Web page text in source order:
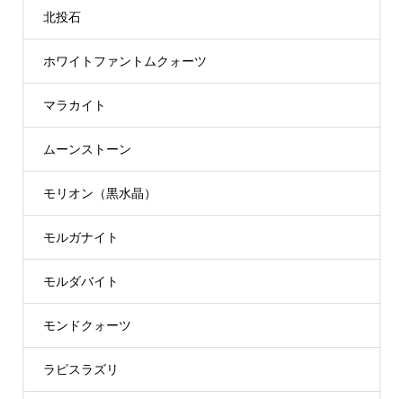
北投石
ホワイトファントムクォーツ
マラカイト
ムーンストーン
モリオン（黒水晶）
モルガナイト
モルダバイト
モンドクォーツ
ラピスラズリ